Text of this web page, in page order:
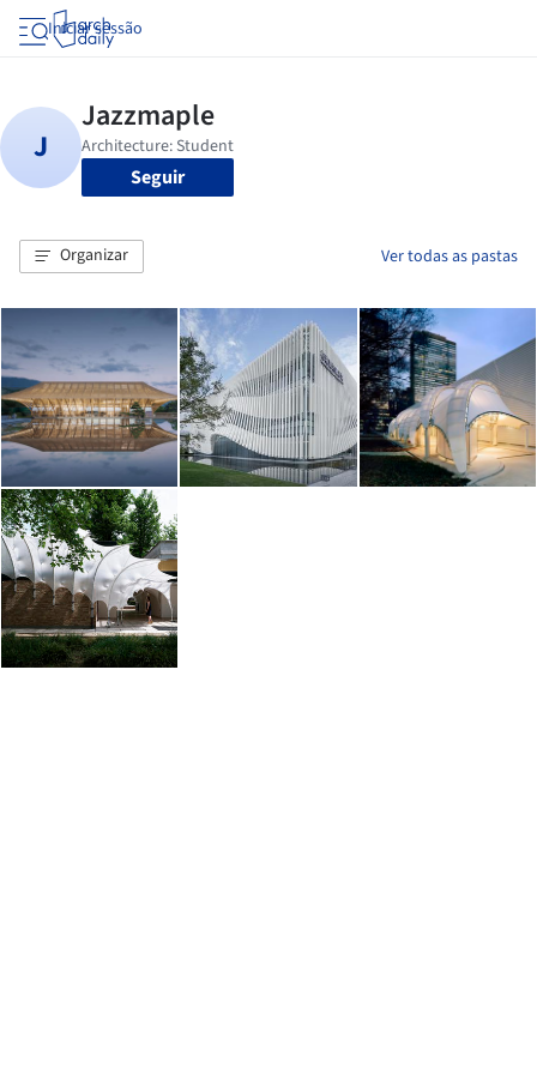
Iniciar sessão
Seguir
Organizar Ver todas as pastas